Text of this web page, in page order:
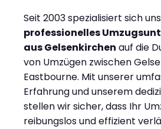
Seit 2003 spezialisiert sich
professionelles
aus Gelsenkirchen auf die
von Umzügen zwischen
Eastbourne. Mit unserer
Erfahrung und unserem
stellen wir sicher, dass Ihr
reibungslos und effizient